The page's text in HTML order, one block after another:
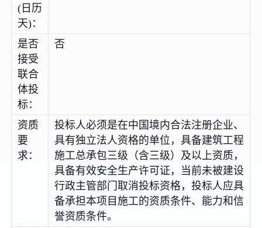
(日历
天)：
是否
接受
联合
体投
标：
否
资质
要
求：
投标人必须是在中国境内合法注册企业、
具有独立法人资格的单位，具备建筑工程
施工总承包三级（含三级）及以上资质，
具备有效安全生产许可证，当前未被建设
行政主管部门取消投标资格，投标人应具
备承担本项目施工的资质条件、能力和信
誉资质条件。